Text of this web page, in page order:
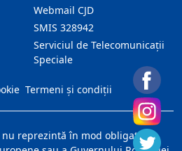
Webmail CJD
SMIS 328942
Serviciul de Telecomunicații
Speciale
Termeni și condiții
reprezintă în mod obligatoriu